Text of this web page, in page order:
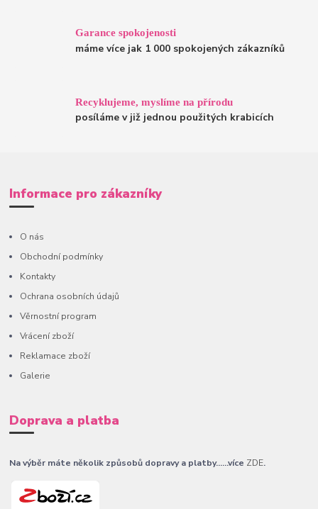
Garance spokojenosti
máme více jak 1 000 spokojených zákazníků
Recyklujeme, myslíme na přírodu
posíláme v již jednou použitých krabicích
Informace pro zákazníky
O nás
Obchodní podmínky
Kontakty
Ochrana osobních údajů
Věrnostní program
Vrácení zboží
Reklamace zboží
Galerie
Doprava a platba
Na výběr máte několik způsobů dopravy a platby......více ZDE.